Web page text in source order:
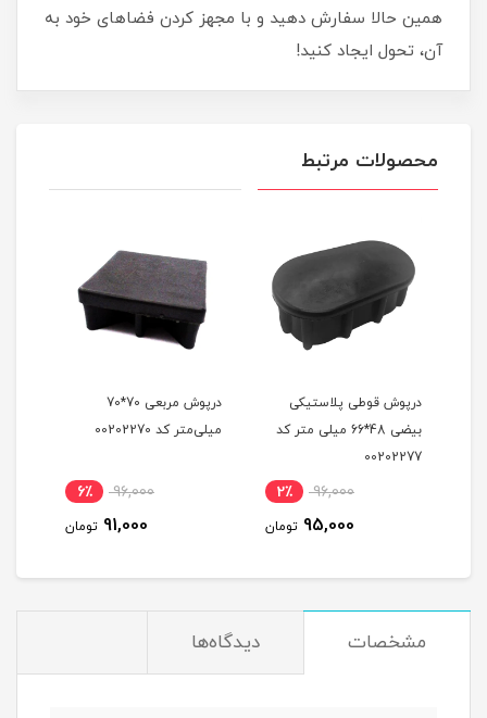
همین حالا سفارش دهید و با مجهز کردن فضاهای خود به
آن، تحول ایجاد کنید!
محصولات مرتبط
درپوش قوطی پلاستیکی
بیضی 48*66 میلی متر کد
00202277
96,000 2٪
95,000 تومان
درپوش مربعی 70*70
میلی‌متر کد 00202270
96,000 6٪
91,000 تومان
مشخصات دیدگاه‌ها